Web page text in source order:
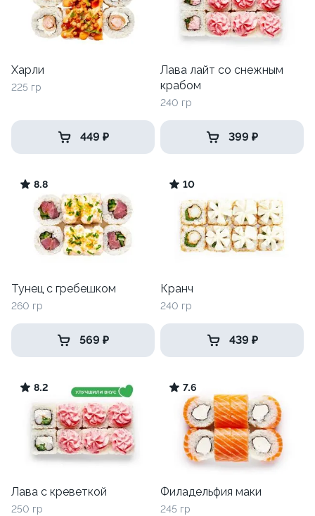
Харли
225 гр
449 ₽
Лава лайт со снежным
крабом
240 гр
399 ₽
8.8
Тунец с гребешком
260 гр
569 ₽
10
Кранч
240 гр
439 ₽
8.2
Лава с креветкой
250 гр
7.6
Филадельфия маки
245 гр